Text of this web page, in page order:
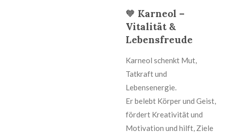
🧡 Karneol –
Vitalität &
Lebensfreude
Karneol schenkt Mut,
Tatkraft und
Lebensenergie.
Er belebt Körper und Geist,
fördert Kreativität und
Motivation und hilft, Ziele